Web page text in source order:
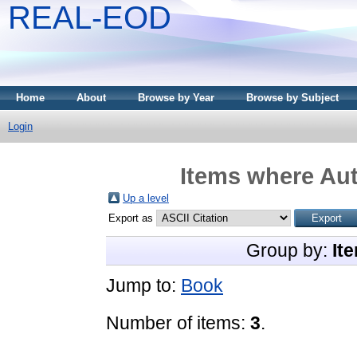
REAL-EOD
Home About Browse by Year Browse by Subject
Login
Items where
Up a level
Export as
Group by:
Jump to: Book
Number of items: 3.